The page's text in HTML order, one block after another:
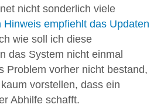
nicht sonderlich viele
Hinweis empfiehlt das Updaten
wie soll ich diese
das System nicht einmal
Problem vorher nicht bestand,
vorstellen, dass ein
Abhilfe schafft.